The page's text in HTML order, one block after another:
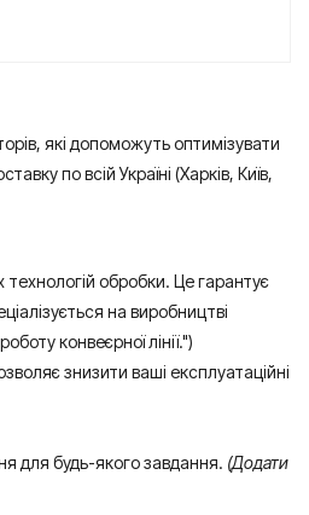
які допоможуть оптимізувати
по всій Україні (Харків, Київ,
обробки. Це гарантує
на виробництві
конвеєрної лінії.")
знизити ваші експлуатаційні
для будь-якого завдання. (Додати